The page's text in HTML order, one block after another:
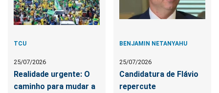
TCU
25/07/2026
Realidade urgente: O
caminho para mudar a
BENJAMIN NETANYAHU
25/07/2026
Candidatura de Flávio
repercute